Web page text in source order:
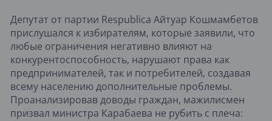
Депутат от партии Respublica Айтуар Кошмамбетов
прислушался к избирателям, которые заявили, что
любые ограничения негативно влияют на
конкурентоспособность, нарушают права как
предпринимателей, так и потребителей, создавая
всему населению дополнительные проблемы.
Проанализировав доводы граждан, мажилисмен
призвал министра Карабаева не рубить с плеча: